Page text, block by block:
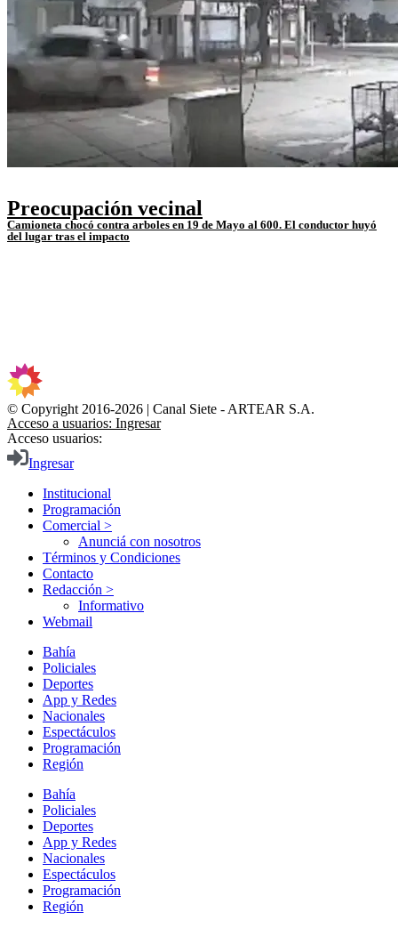
Preocupación vecinal
Camioneta chocó contra arboles en 19 de Mayo al 600. El conductor huyó
del lugar tras el impacto
© Copyright 2016-2026 | Canal Siete - ARTEAR S.A.
Acceso a usuarios: Ingresar
Acceso usuarios:
Ingresar
Institucional
Programación
Comercial >
Anunciá con nosotros
Términos y Condiciones
Contacto
Redacción >
Informativo
Webmail
Bahía
Policiales
Deportes
App y Redes
Nacionales
Espectáculos
Programación
Región
Bahía
Policiales
Deportes
App y Redes
Nacionales
Espectáculos
Programación
Región